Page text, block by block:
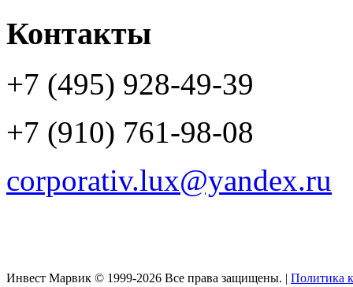
Контакты
+7 (495) 928-49-39
+7 (910) 761-98-08
corporativ.lux@yandex.ru
Инвест Марвик © 1999-2026 Все права защищены. | Политика